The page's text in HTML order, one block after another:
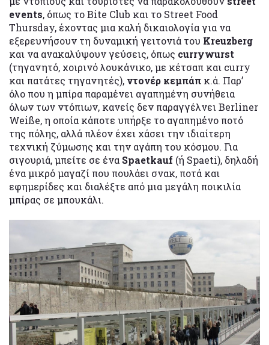
events, όπως το Bite Club και το Street Food
Thursday, έχοντας μια καλή δικαιολογία για να
εξερευνήσουν τη δυναμική γειτονιά του Kreuzberg
και να ανακαλύψουν γεύσεις, όπως currywurst
(τηγανητό, χοιρινό λουκάνικο, με κέτσαπ και curry
και πατάτες τηγανητές), ντονέρ κεμπάπ κ.ά. Παρ’
όλο που η μπίρα παραμένει αγαπημένη συνήθεια
όλων των ντόπιων, κανείς δεν παραγγέλνει Berliner
Weiße, η οποία κάποτε υπήρξε το αγαπημένο ποτό
της πόλης, αλλά πλέον έχει χάσει την ιδιαίτερη
τεχνική ζύμωσης και την αγάπη του κόσμου. Για
σιγουριά, μπείτε σε ένα Spaetkauf (ή Spaeti), δηλαδή
ένα μικρό μαγαζί που πουλάει σνακ, ποτά και
εφημερίδες και διαλέξτε από μια μεγάλη ποικιλία
μπίρας σε μπουκάλι.